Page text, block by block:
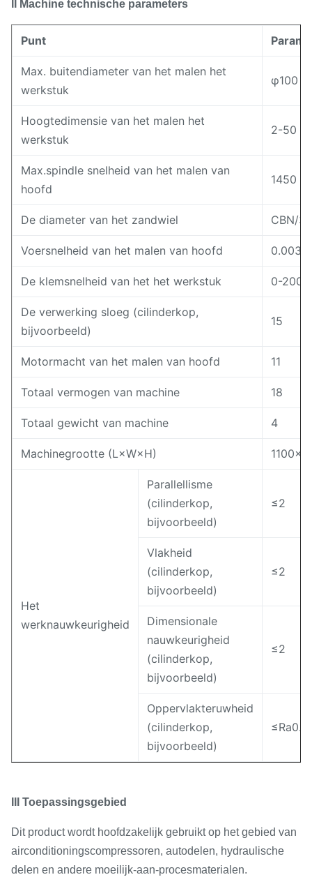
II Machine technische parameters
Punt
Max. buitendiameter van het malen het
werkstuk
φ100
Hoogtedimensie van het malen het
werkstuk
2-50
Max.spindle snelheid van het malen van
hoofd
1450
De diameter van het zandwiel CBN/
Voersnelheid van het malen van hoofd 0.003-
De klemsnelheid van het het werkstuk 0-200
De verwerking sloeg (cilinderkop,
bijvoorbeeld)
15
Motormacht van het malen van hoofd 11
Totaal vermogen van machine 18
Totaal gewicht van machine 4
Machinegrootte (L×W×H)
Het
werknauwkeurigheid
Parallellisme
(cilinderkop,
bijvoorbeeld)
≤2
Vlakheid
(cilinderkop,
bijvoorbeeld)
≤2
Dimensionale
nauwkeurigheid
(cilinderkop,
bijvoorbeeld)
≤2
Oppervlakteruwheid
(cilinderkop,
bijvoorbeeld)
≤Ra0.2
III Toepassingsgebied
Dit product wordt hoofdzakelijk gebruikt op het gebied van
airconditioningscompressoren, autodelen, hydraulische
delen en andere moeilijk-aan-procesmaterialen.